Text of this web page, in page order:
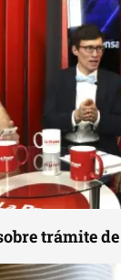
trámite